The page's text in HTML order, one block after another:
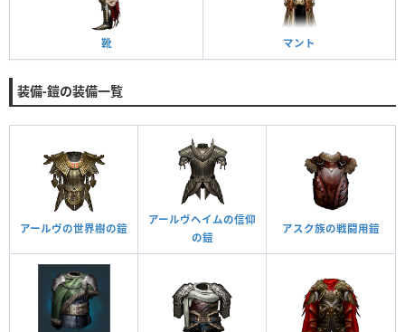
靴 マント
装備-鎧の装備一覧
アールヴの世界樹の鎧
アールヴヘイムの信仰
の鎧
アスク族の戦闘用鎧